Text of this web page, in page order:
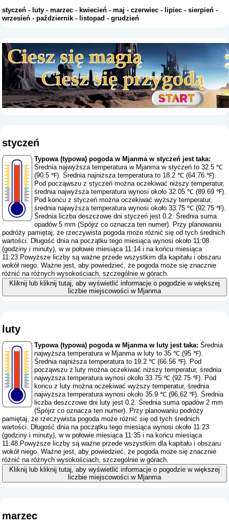
styczeń -luty -marzec -kwiecień -maj -czerwiec -lipiec -sierpień -
wrzesień -październik -listopad -grudzień
styczeń
Typowa (typowa) pogoda w Mjanma w styczeń jest taka:
Średnia najwyższa temperatura w Mjanma w styczeń to 32.5 ℃
(90.5 ℉). Średnia najniższa temperatura to 18.2 ℃ (64.76 ℉).
Pod począwszu z styczeń można oczekiwać niższy temperatur,
średnia najwyższa temperatura wynosi około 32.05 ℃ (89.69 ℉).
Pod koncu z styczeń można oczekiwać wyższy temperatur,
średnia najwyższa temperatura wynosi około 33.75 ℃ (92.75 ℉).
Średnia liczba deszczowe dni styczeń jest 0.2. Średnia suma
opadów 5 mm (Spójrz co oznacza ten numer). Przy planowaniu
podróży pamiętaj, że rzeczywista pogoda może różnić się od tych średnich
wartości. Długość dnia na początku tego miesiąca wynosi około 11:08
(godziny i minuty), w w połowie miesiąca 11:14 i na końcu miesiąca
11:23.Powyższe liczby są ważne przede wszystkim dla kapitału i obszaru
wokół niego. Ważne jest, aby powiedzieć, że pogoda może się znacznie
różnić na różnych wysokościach, szczególnie w górach.
Kliknij lub kliknij tutaj, aby wyświetlić informacje o pogodzie w większej
liczbie miejscowości w Mjanma
luty
Typowa (typowa) pogoda w Mjanma w luty jest taka: Średnia
najwyższa temperatura w Mjanma w luty to 35 ℃ (95 ℉).
Średnia najniższa temperatura to 19.2 ℃ (66.56 ℉). Pod
począwszu z luty można oczekiwać niższy temperatur, średnia
najwyższa temperatura wynosi około 33.75 ℃ (92.75 ℉). Pod
koncu z luty można oczekiwać wyższy temperatur, średnia
najwyższa temperatura wynosi około 35.9 ℃ (96.62 ℉). Średnia
liczba deszczowe dni luty jest 0.2. Średnia suma opadów 2 mm
(Spójrz co oznacza ten numer). Przy planowaniu podróży
pamiętaj, że rzeczywista pogoda może różnić się od tych średnich
wartości. Długość dnia na początku tego miesiąca wynosi około 11:23
(godziny i minuty), w w połowie miesiąca 11:35 i na końcu miesiąca
11:48.Powyższe liczby są ważne przede wszystkim dla kapitału i obszaru
wokół niego. Ważne jest, aby powiedzieć, że pogoda może się znacznie
różnić na różnych wysokościach, szczególnie w górach.
Kliknij lub kliknij tutaj, aby wyświetlić informacje o pogodzie w większej
liczbie miejscowości w Mjanma
marzec